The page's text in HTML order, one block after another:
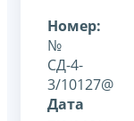
Номер:
№
СД-4-
3/10127@
Дата